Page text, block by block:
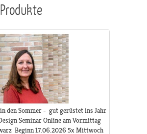
den Sommer - gut gerüstet ins Jahr
Seminar Online am Vormittag
Beginn 17.06.2026 5x Mittwoch